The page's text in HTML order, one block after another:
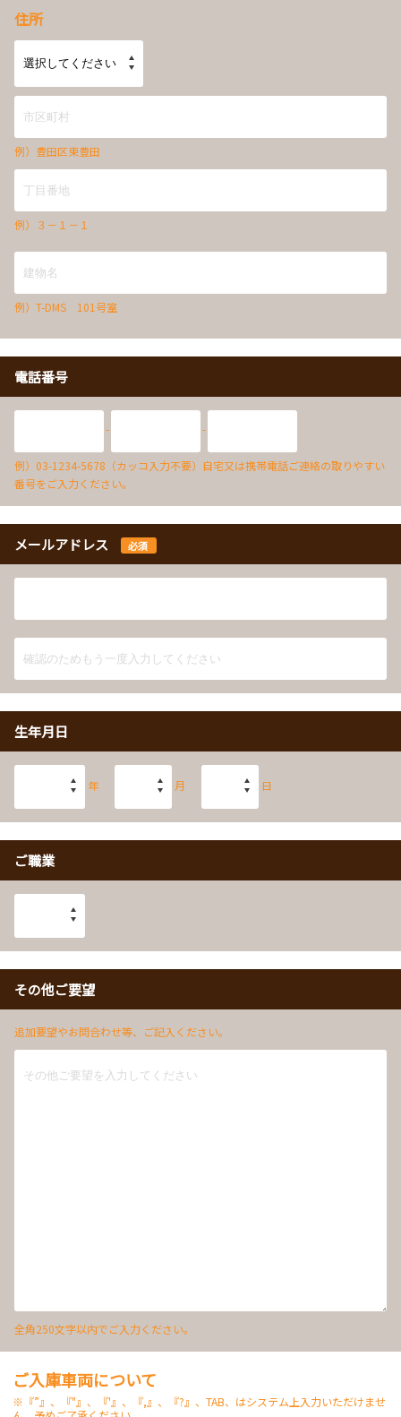
住所
例）豊田区東豊田
例）３－１－１
例）T-DMS 101号室
電話番号
- -
例）03-1234-5678（カッコ入力不要）自宅又は携帯電話ご連絡の取りやすい
番号をご入力ください。
メールアドレス 必須
生年月日
年 月 日
ご職業
その他ご要望
追加要望やお問合わせ等、ご記入ください。
全角250文字以内でご入力ください。
ご入庫車両について
※『”』、『"』、『'』、『,』、『?』、TAB、はシステム上入力いただけませ